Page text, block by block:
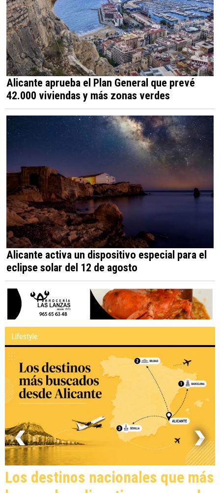
Alicante aprueba el Plan General que prevé
42.000 viviendas y más zonas verdes
Alicante activa un dispositivo especial para el
eclipse solar del 12 de agosto
Lifestyle
Los destinos nacionales que más